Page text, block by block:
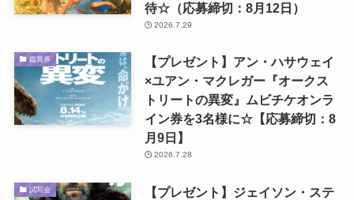
待☆（応募締切：8月12日）
2026.7.29
鑑賞券
【プレゼント】アン・ハサウェイ
×ユアン・マクレガー『オークス
トリートの異変』ムビチケオンラ
イン券を3名様に☆【応募締切：8
月9日】
2026.7.28
試写会
【プレゼント】ジェイソン・ステ